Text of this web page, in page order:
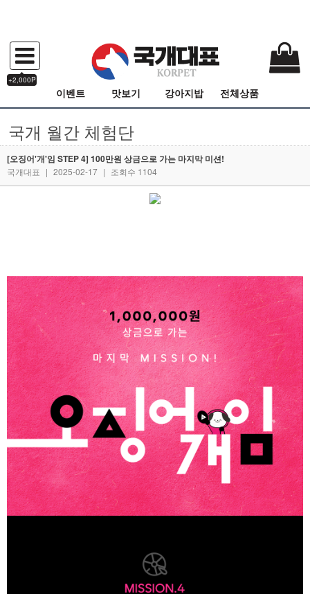
+2,000P
이벤트 맛보기 강아지밥 전체상품
국개 월간 체험단
[오징어'개'임 STEP 4] 100만원 상금으로 가는 마지막 미션!
국개대표 | 2025-02-17 | 조회수 1104